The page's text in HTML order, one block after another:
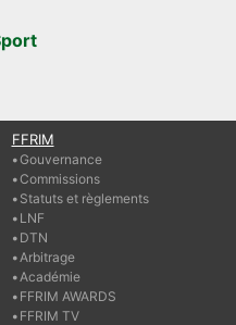
FFRIM
Gouvernance
Commissions
Statuts et règlements
LNF
DTN
Arbitrage
Académie
FFRIM AWARDS
FFRIM TV